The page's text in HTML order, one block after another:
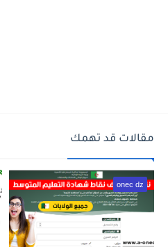
مقالات قد تهمك
onec dz